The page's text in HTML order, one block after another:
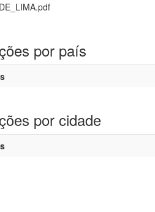
por país
por cidade